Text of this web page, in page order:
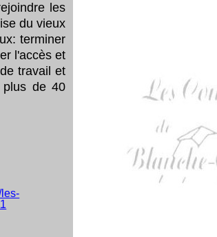
les
du vieux
terminer
l'accès et
travail et
plus de 40